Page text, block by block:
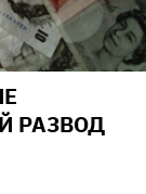
РАЗВОД